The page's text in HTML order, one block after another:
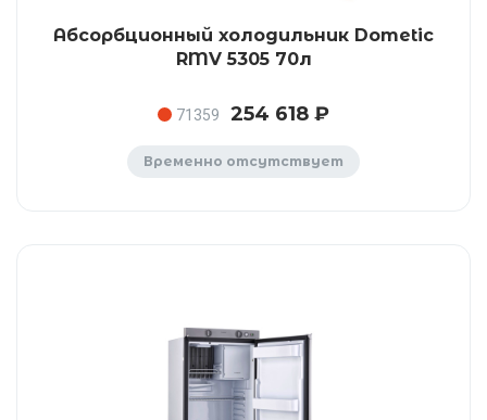
Абсорбционный холодильник Dometic
RMV 5305 70л
71359 254 618 ₽
Временно отсутствует